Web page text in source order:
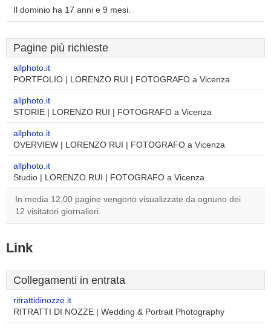
Il dominio ha 17 anni e 9 mesi.
Pagine più richieste
allphoto.it
PORTFOLIO | LORENZO RUI | FOTOGRAFO a Vicenza
allphoto.it
STORIE | LORENZO RUI | FOTOGRAFO a Vicenza
allphoto.it
OVERVIEW | LORENZO RUI | FOTOGRAFO a Vicenza
allphoto.it
Studio | LORENZO RUI | FOTOGRAFO a Vicenza
In media 12,00 pagine vengono visualizzate da ognuno dei
12 visitatori giornalieri.
Link
Collegamenti in entrata
ritrattidinozze.it
RITRATTI DI NOZZE | Wedding & Portrait Photography